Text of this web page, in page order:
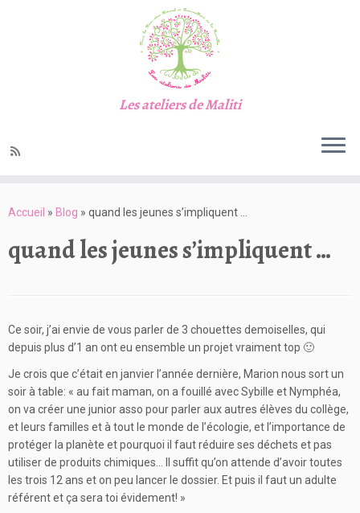
au
Les ateliers de Maliti
Accueil » Blog » quand les jeunes s’impliquent …
quand les jeunes s’impliquent …
Ce soir, j’ai envie de vous parler de 3 chouettes demoiselles, qui
depuis plus d’1 an ont eu ensemble un projet vraiment top 🙂
Je crois que c’était en janvier l’année dernière, Marion nous sort un
soir à table: « au fait maman, on a fouillé avec Sybille et Nymphéa,
on va créer une junior asso pour parler aux autres élèves du collège,
et leurs familles et à tout le monde de l’écologie, et l’importance de
protéger la planète et pourquoi il faut réduire ses déchets et pas
utiliser de produits chimiques… Il suffit qu’on attende d’avoir toutes
les trois 12 ans et on peu lancer le dossier. Et puis il faut un adulte
référent et ça sera toi évidement! »